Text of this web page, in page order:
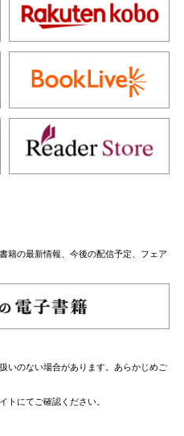
籍の最新情報、今後の配信予定、フェア
いのない場合があります。あらかじめご
トにてご確認ください。